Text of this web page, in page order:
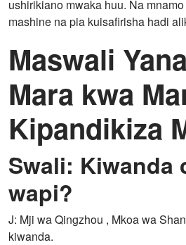
ushirikiano mwaka huu. Na
mashine na pia kuisafirisha hadi
Maswali
Mara kwa
Kipandikiza
Swali: Kiwanda
wapi?
J: Mji wa Qingzhou , Mkoa wa
kiwanda.